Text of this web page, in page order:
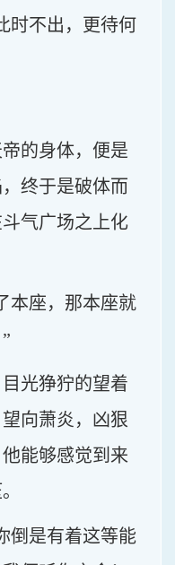
时不出，更待何
的身体，便是
终于是破体而
气广场之上化
本座，那本座就
光狰狞的望着
向萧炎，凶狠
能够感觉到来
倒是有着这等能